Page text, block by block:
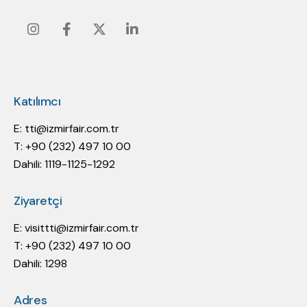
InstagramFacebook
TwitterLinkedin
Katılımcı
E: tti@izmirfair.com.tr
T: +90 (232) 497 10 00
Dahili: 1119-1125-1292
Ziyaretçi
E: visittti@izmirfair.com.tr
T: +90 (232) 497 10 00
Dahili: 1298
Adres